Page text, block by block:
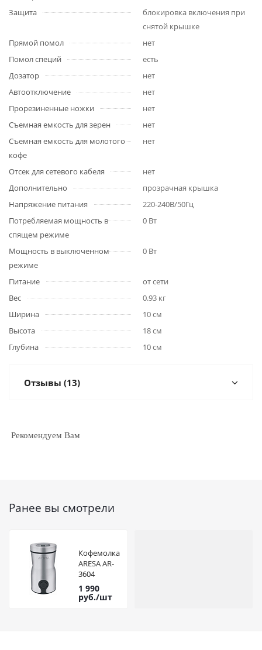
Защита
блокировка включения при
снятой крышке
Прямой помол
нет
Помол специй
есть
Дозатор
нет
Автоотключение
нет
Прорезиненные ножки
нет
Съемная емкость для зерен
нет
Съемная емкость для молотого
кофе
нет
Отсек для сетевого кабеля
нет
Дополнительно
прозрачная крышка
Напряжение питания
220-240В/50Гц
Потребляемая мощность в
спящем режиме
0 Вт
Мощность в выключенном
режиме
0 Вт
Питание
от сети
Вес
0.93 кг
Ширина
10 см
Высота
18 см
Глубина
10 см
Отзывы (13)
Рекомендуем Вам
Ранее вы смотрели
Кофемолка
ARESA AR-
3604
1 990
руб./шт